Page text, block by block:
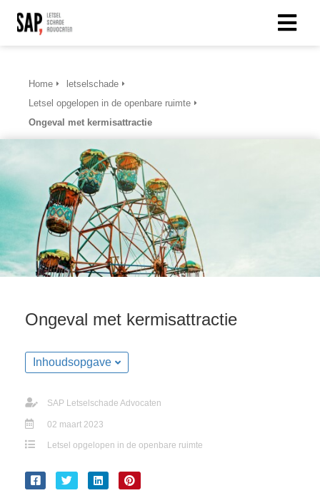
Home
letselschade
Letsel opgelopen in de openbare ruimte
Ongeval met kermisattractie
Ongeval met kermisattractie
Inhoudsopgave
SAP Letselschade Advocaten
02 maart 2023
Letsel opgelopen in de openbare ruimte